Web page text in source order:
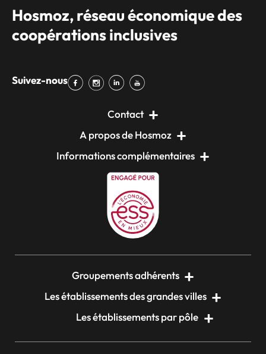
Hosmoz, réseau économique des
coopérations inclusives
Suivez-nous
Contact
A propos de Hosmoz
Informations complémentaires
Groupements adhérents
Les établissements des grandes villes
Les établissements par pôle